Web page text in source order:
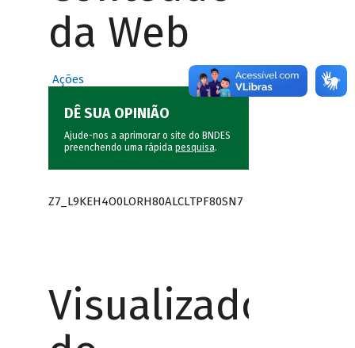
da Web
Ações
DÊ SUA OPINIÃO
Ajude-nos a aprimorar o site do BNDES
preenchendo uma rápida pesquisa.
Z7_L9KEH4O0LORH80ALCLTPF80SN7
Visualizador